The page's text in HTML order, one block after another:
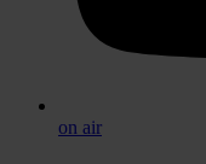
on air